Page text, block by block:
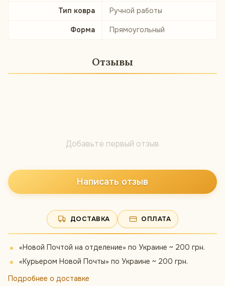
Тип ковра Ручной работы
Форма Прямоугольный
Отзывы
Добавьте первый отзыв
Написать отзыв
ДОСТАВКА ОПЛАТА
«Новой Почтой на отделение» по Украине ~ 200 грн.
«Курьером Новой Почты» по Украине ~ 200 грн.
Подробнее о доставке